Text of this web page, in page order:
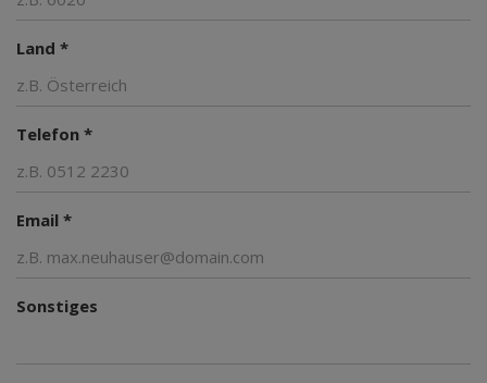
Land *
Telefon *
Email *
Sonstiges